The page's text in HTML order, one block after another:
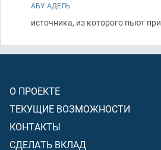
АБУ АДЕЛЬ
источника, из которого пьют
О ПРОЕКТЕ
ТЕКУЩИЕ ВОЗМОЖНОСТИ
КОНТАКТЫ
СДЕЛАТЬ ВКЛАД